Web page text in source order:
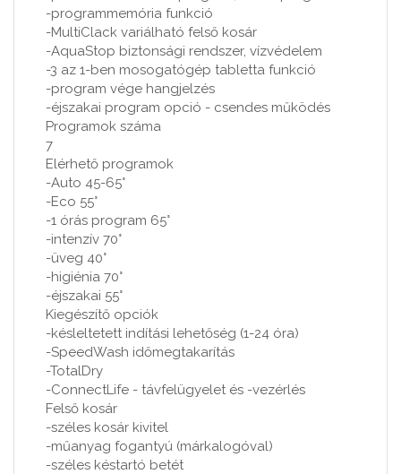
-programmemória funkció
-MultiClack variálható felső kosár
-AquaStop biztonsági rendszer, vízvédelem
-3 az 1-ben mosogatógép tabletta funkció
-program vége hangjelzés
-éjszakai program opció - csendes működés
Programok száma
7
Elérhető programok
-Auto 45-65°
-Eco 55°
-1 órás program 65°
-intenzív 70°
-üveg 40°
-higiénia 70°
-éjszakai 55°
Kiegészítő opciók
-késleltetett indítási lehetőség (1-24 óra)
-SpeedWash időmegtakarítás
-TotalDry
-ConnectLife - távfelügyelet és -vezérlés
Felső kosár
-széles kosár kivitel
-műanyag fogantyú (márkalogóval)
-széles késtartó betét